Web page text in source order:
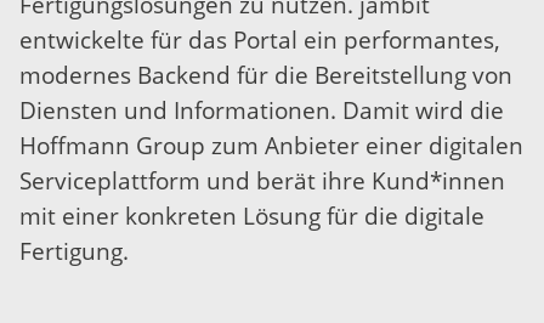
entwickelte für das Portal ein performantes,
modernes Backend für die Bereitstellung von
Diensten und Informationen. Damit wird die
Hoffmann Group zum Anbieter einer digitalen
Serviceplattform und berät ihre Kund*innen
mit einer konkreten Lösung für die digitale
Fertigung.